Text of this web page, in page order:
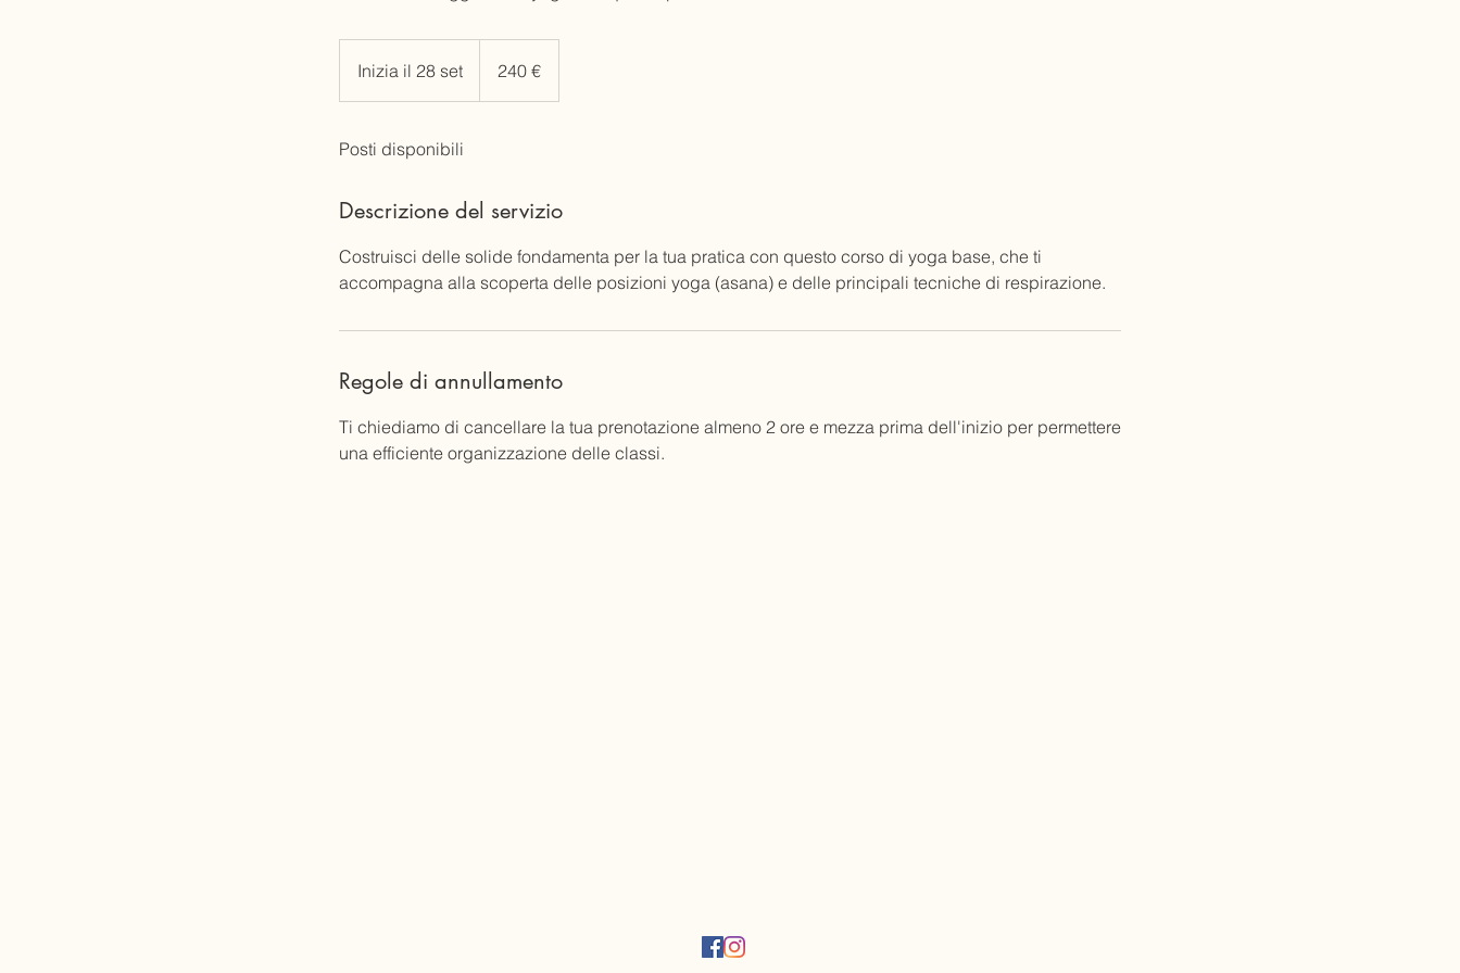
Inizia il 28 set
n
a
l
2
s
t
240 €
Posti disponibili
Descrizione del servizio
Costruisci delle solide fondamenta per la tua pratica con questo corso di yoga base, che ti
accompagna alla scoperta delle posizioni yoga (asana) e delle principali tecniche di respirazione.
Regole di annullamento
Ti chiediamo di cancellare la tua prenotazione almeno 2 ore e mezza prima dell'inizio per permettere
una efficiente organizzazione delle classi.